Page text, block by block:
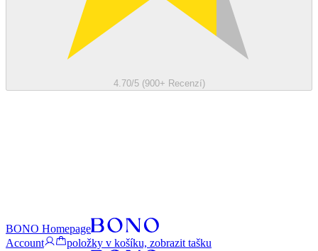
4.70/5 (900+ Recenzí)
BONO Homepage
Account
položky v košíku, zobrazit tašku